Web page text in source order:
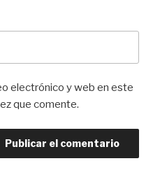
electrónico y web en este
que comente.